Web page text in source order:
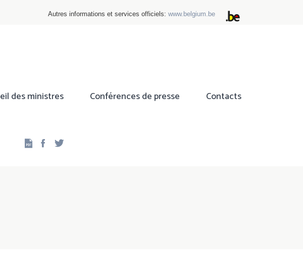
Autres informations et services officiels: www.belgium.be
des ministres Conférences de presse Contacts
Facebook